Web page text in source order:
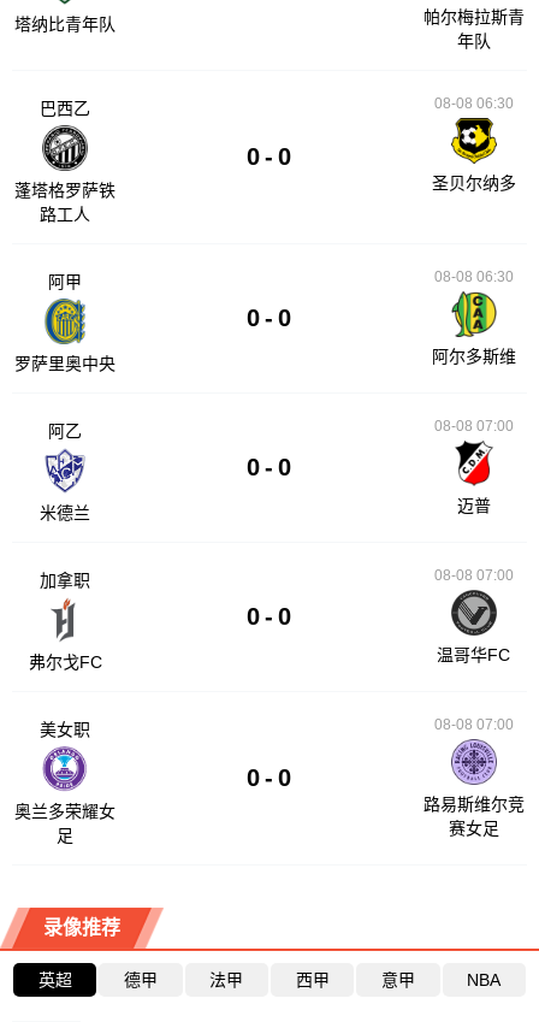
塔纳比青年队
帕尔梅拉斯青
年队
巴西乙
蓬塔格罗萨铁
路工人
0 - 0
08-08 06:30
圣贝尔纳多
阿甲
罗萨里奥中央
0 - 0
08-08 06:30
阿尔多斯维
阿乙
米德兰
0 - 0
08-08 07:00
迈普
加拿职
弗尔戈FC
0 - 0
08-08 07:00
温哥华FC
美女职
奥兰多荣耀女
足
0 - 0
08-08 07:00
路易斯维尔竞
赛女足
录像推荐
英超 德甲 法甲 西甲 意甲 NBA